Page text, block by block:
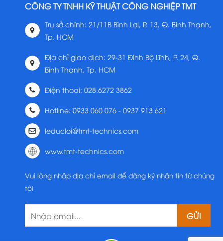
CÔNG TY TNHH KỸ THUẬT CÔNG NGHIỆP TMT
Trụ sở chính: 21/11B Bình Lợi, P. 13, Q. Bình Thạnh,
Tp. HCM
Địa chỉ giao dịch: 29-31 Đinh Bộ Lĩnh, P. 24, Q.
Bình Thạnh, Tp. HCM
Điện thoại: 028.6272 3862
Hotline: 0933 060 076 - 0937 913 621
leducloi@tmt-technics.com
www.tmt-technics.com
Vui lòng nhập địa chỉ email để đăng ký nhận tin từ chúng
tôi